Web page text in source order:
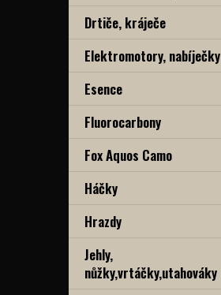
Drtiče, kráječe
Elektromotory, nabíječky
Esence
Fluorocarbony
Fox Aquos Camo
Háčky
Hrazdy
Jehly,
nůžky,vrtáčky,utahováky